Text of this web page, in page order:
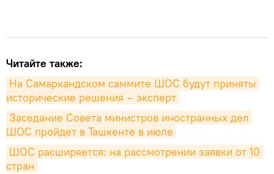
Читайте также:
На Самаркандском саммите ШОС будут приняты
исторические решения – эксперт
Заседание Совета министров иностранных дел
ШОС пройдет в Ташкенте в июле
ШОС расширяется: на рассмотрении заявки от 10
стран